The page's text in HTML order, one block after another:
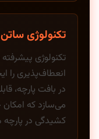
تکنولوژی
تکنولوژی
انعطاف‌پذیری را
در بافت پارچه،
می‌سازد که امکان
کشیدگی در